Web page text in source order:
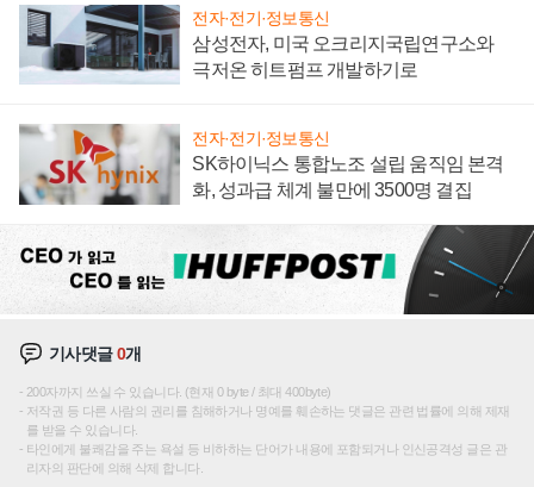
전자·전기·정보통신
삼성전자, 미국 오크리지국립연구소와
극저온 히트펌프 개발하기로
전자·전기·정보통신
SK하이닉스 통합노조 설립 움직임 본격
화, 성과급 체계 불만에 3500명 결집
기사댓글0개
200자까지 쓰실 수 있습니다. (현재 0 byte / 최대 400byte)
저작권 등 다른 사람의 권리를 침해하거나 명예를 훼손하는 댓글은 관련 법률에 의해 제재
를 받을 수 있습니다.
타인에게 불쾌감을 주는 욕설 등 비하하는 단어가 내용에 포함되거나 인신공격성 글은 관
리자의 판단에 의해 삭제 합니다.